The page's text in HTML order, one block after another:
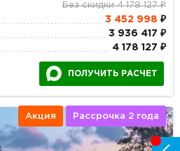
Без скидки 4 178 127 ₽
3 452 998 ₽
3 936 417 ₽
4 178 127 ₽
ПОЛУЧИТЬ РАСЧЕТ
Акция Рассрочка 2 года